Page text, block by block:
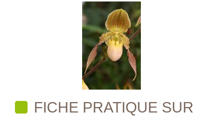
FICHE PRATIQUE SUR